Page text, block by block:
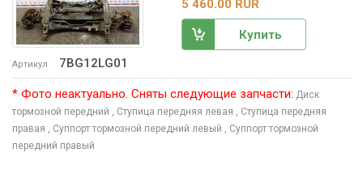
Артикул 7BG12LG01
5 460.00 RUR
Купить
* Фото неактуально. Сняты следующие запчасти: Диск
тормозной передний , Ступица передняя левая , Ступица передняя
правая , Суппорт тормозной передний левый , Суппорт тормозной
передний правый